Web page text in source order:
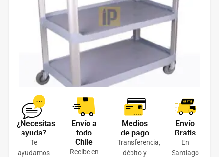
Carro Multiuso 3 Niveles 100 kg. gris
$88.000 + IVA
¿Necesitas
ayuda?
Te
ayudamos
Envío a
todo
Chile
Recibe en
Medios
de pago
Transferencia,
débito y
Envío
Gratis
En
Santiago